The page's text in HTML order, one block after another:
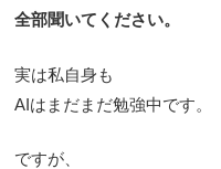
全部聞いてください。
実は私自身も
AIはまだまだ勉強中です。
ですが、